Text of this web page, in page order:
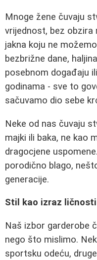
Mnoge žene čuvaju
vrijednost, bez obzira
jakna koju ne
bezbrižne dane,
posebnom događaju
godinama - sve to
sačuvamo dio sebe
Neke od nas čuvaju
majki ili baka, ne kao
dragocjene
porodično blago,
generacije.
Stil kao izraz ličnosti
Naš izbor garderobe
nego što mislimo.
sportsku odeću,